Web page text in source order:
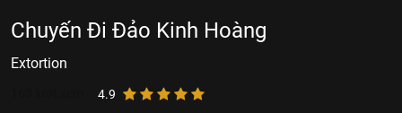
Chuyến Đi Đảo Kinh Hoàng
Extortion
4.9